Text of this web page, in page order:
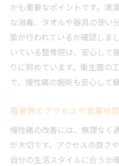
かも重要なポイントです。清
な消毒、タオルや器具の使い
策が行われているか確認しま
いている整骨院は、安心して
りに努めています。衛生面の
で、慢性痛の施術も安心して
整骨院のアクセスや営業時
慢性痛の改善には、無理なく
が大切です。アクセスの良さ
自分の生活スタイルに合うか